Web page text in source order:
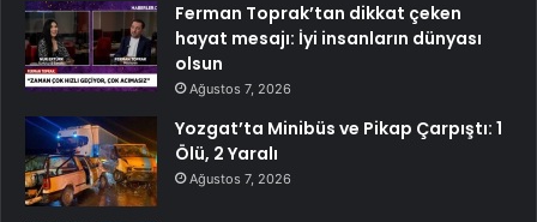
Ferman Toprak’tan dikkat çeken
hayat mesajı: İyi insanların dünyası
olsun
Ağustos 7, 2026
Yozgat’ta Minibüs ve Pikap Çarpıştı: 1
Ölü, 2 Yaralı
Ağustos 7, 2026